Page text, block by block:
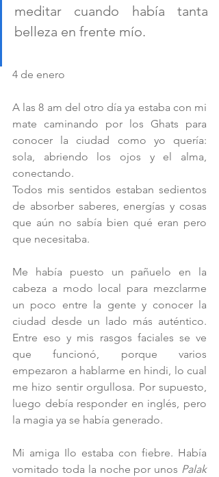
meditar cuando había tanta
belleza en frente mío.
4 de enero
A las 8 am del otro día ya estaba con mi
mate caminando por los Ghats para
conocer la ciudad como yo quería:
sola, abriendo los ojos y el alma,
conectando.
Todos mis sentidos estaban sedientos
de absorber saberes, energías y cosas
que aún no sabía bien qué eran pero
que necesitaba.
Me había puesto un pañuelo en la
cabeza a modo local para mezclarme
un poco entre la gente y conocer la
ciudad desde un lado más auténtico.
Entre eso y mis rasgos faciales se ve
que funcionó, porque varios
empezaron a hablarme en hindi, lo cual
me hizo sentir orgullosa. Por supuesto,
luego debía responder en inglés, pero
la magia ya se había generado.
Mi amiga Ilo estaba con fiebre. Había
vomitado toda la noche por unos Palak